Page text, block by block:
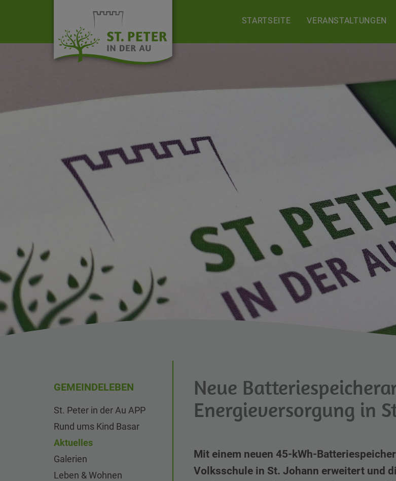
STARTSEITE VERANSTALTUNGEN
Neue
Energieversorgung in
Mit einem neuen 45-kWh-
Volksschule in St. Johann erweitert und
GEMEINDELEBEN
St. Peter in der Au APP
Rund ums Kind Basar
Aktuelles
Galerien
Leben & Wohnen